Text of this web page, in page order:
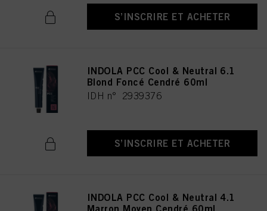
S’INSCRIRE ET ACHETER
INDOLA PCC Cool & Neutral 6.1
Blond Foncé Cendré 60ml
IDH n° 2939376
S’INSCRIRE ET ACHETER
INDOLA PCC Cool & Neutral 4.1
Marron Moyen Cendré 60ml